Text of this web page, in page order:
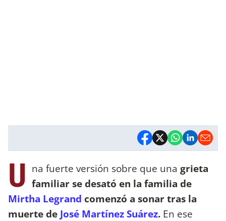
U na fuerte versión sobre que una grieta
familiar se desató en la familia de
Mirtha Legrand comenzó a sonar tras la
muerte de José Martínez Suárez. En ese